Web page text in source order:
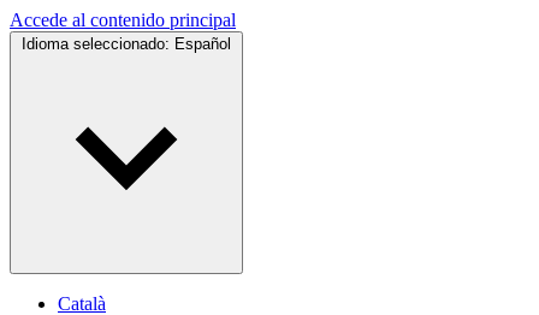
Accede al contenido principal
Idioma seleccionado: Español
Català